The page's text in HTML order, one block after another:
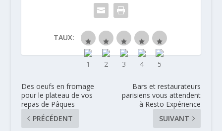
TAUX:
Des oeufs en fromage
pour le plateau de vos
repas de Pâques
PRÉCÉDENT
Bars et restaurateurs
parisiens vous attendent
à Resto Expérience
SUIVANT